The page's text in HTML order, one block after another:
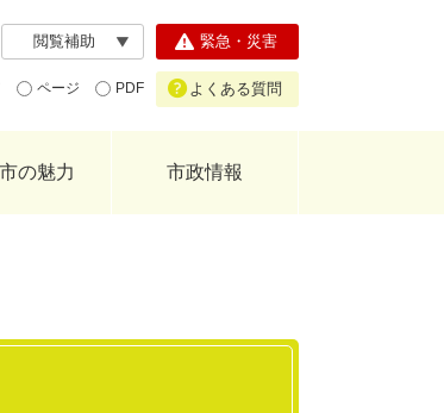
閲覧補助
ページ PDF
緊急・災害
よくある質問
の魅力 市政情報